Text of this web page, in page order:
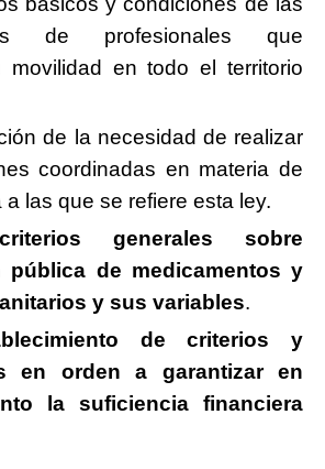
de profesionales que
movilidad en todo el territorio
de la necesidad de realizar
coordinadas en materia de
las que se refiere esta ley.
generales sobre
pública de medicamentos y
y sus variables.
de criterios y
en orden a garantizar en
la suficiencia financiera